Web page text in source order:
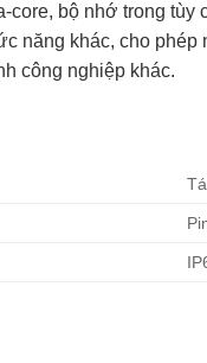
core, bộ nhớ trong
năng khác, cho
công nghiệp khác.